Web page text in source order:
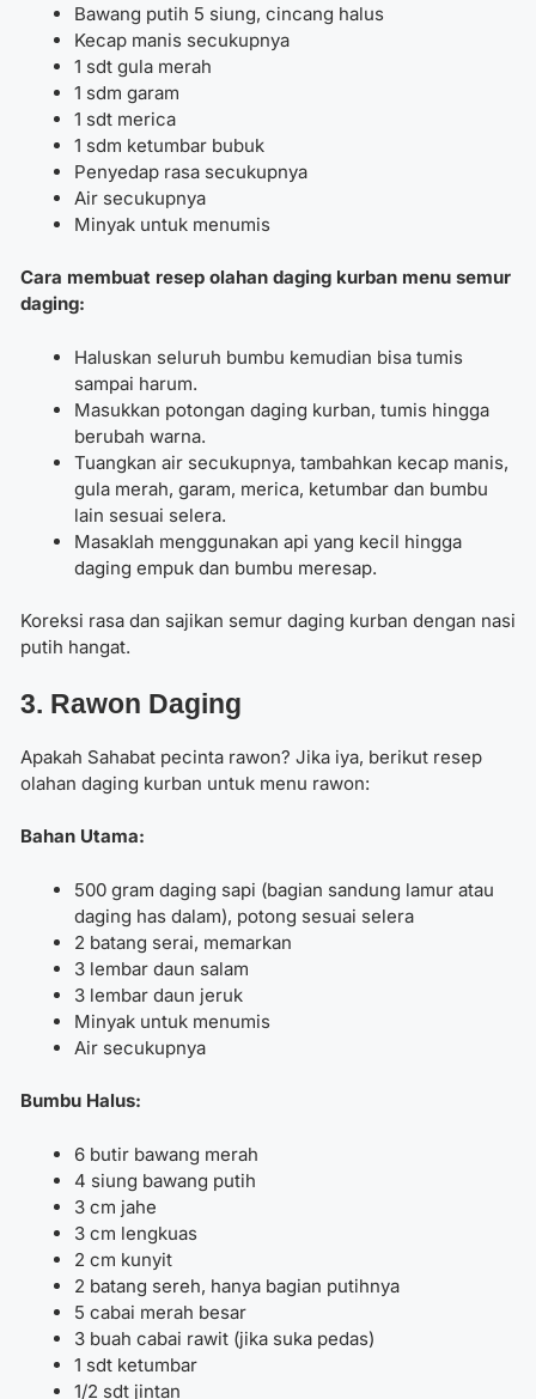
Bawang putih 5 siung, cincang halus
Kecap manis secukupnya
1 sdt gula merah
1 sdm garam
1 sdt merica
1 sdm ketumbar bubuk
Penyedap rasa secukupnya
Air secukupnya
Minyak untuk menumis
Cara membuat resep olahan daging kurban menu semur
daging:
Haluskan seluruh bumbu kemudian bisa tumis
sampai harum.
Masukkan potongan daging kurban, tumis hingga
berubah warna.
Tuangkan air secukupnya, tambahkan kecap manis,
gula merah, garam, merica, ketumbar dan bumbu
lain sesuai selera.
Masaklah menggunakan api yang kecil hingga
daging empuk dan bumbu meresap.
Koreksi rasa dan sajikan semur daging kurban dengan nasi
putih hangat.
3. Rawon Daging
Apakah Sahabat pecinta rawon? Jika iya, berikut resep
olahan daging kurban untuk menu rawon:
Bahan Utama:
500 gram daging sapi (bagian sandung lamur atau
daging has dalam), potong sesuai selera
2 batang serai, memarkan
3 lembar daun salam
3 lembar daun jeruk
Minyak untuk menumis
Air secukupnya
Bumbu Halus:
6 butir bawang merah
4 siung bawang putih
3 cm jahe
3 cm lengkuas
2 cm kunyit
2 batang sereh, hanya bagian putihnya
5 cabai merah besar
3 buah cabai rawit (jika suka pedas)
1 sdt ketumbar
1/2 sdt jintan